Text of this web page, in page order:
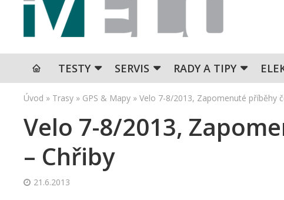
TESTY SERVIS RADY A TIPY
Úvod » Trasy » GPS & Mapy » Velo 7-8/2013, Zapomenuté příběhy
Velo 7-8/2013,
– Chřiby
21.6.2013